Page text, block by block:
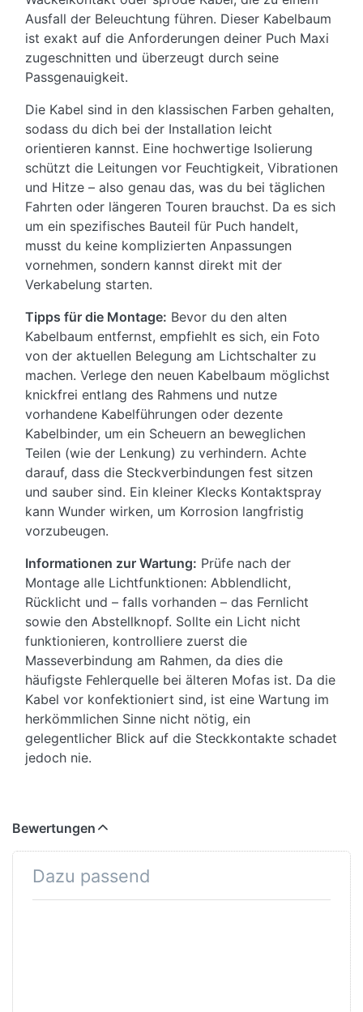
Ausfall der Beleuchtung führen. Dieser Kabelbaum
ist exakt auf die Anforderungen deiner Puch Maxi
zugeschnitten und überzeugt durch seine
Passgenauigkeit.
Die Kabel sind in den klassischen Farben gehalten,
sodass du dich bei der Installation leicht
orientieren kannst. Eine hochwertige Isolierung
schützt die Leitungen vor Feuchtigkeit, Vibrationen
und Hitze – also genau das, was du bei täglichen
Fahrten oder längeren Touren brauchst. Da es sich
um ein spezifisches Bauteil für Puch handelt,
musst du keine komplizierten Anpassungen
vornehmen, sondern kannst direkt mit der
Verkabelung starten.
Tipps für die Montage: Bevor du den alten
Kabelbaum entfernst, empfiehlt es sich, ein Foto
von der aktuellen Belegung am Lichtschalter zu
machen. Verlege den neuen Kabelbaum möglichst
knickfrei entlang des Rahmens und nutze
vorhandene Kabelführungen oder dezente
Kabelbinder, um ein Scheuern an beweglichen
Teilen (wie der Lenkung) zu verhindern. Achte
darauf, dass die Steckverbindungen fest sitzen
und sauber sind. Ein kleiner Klecks Kontaktspray
kann Wunder wirken, um Korrosion langfristig
vorzubeugen.
Informationen zur Wartung: Prüfe nach der
Montage alle Lichtfunktionen: Abblendlicht,
Rücklicht und – falls vorhanden – das Fernlicht
sowie den Abstellknopf. Sollte ein Licht nicht
funktionieren, kontrolliere zuerst die
Masseverbindung am Rahmen, da dies die
häufigste Fehlerquelle bei älteren Mofas ist. Da die
Kabel vor konfektioniert sind, ist eine Wartung im
herkömmlichen Sinne nicht nötig, ein
gelegentlicher Blick auf die Steckkontakte schadet
jedoch nie.
Bewertungen
Dazu passend